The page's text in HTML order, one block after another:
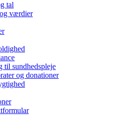
tal
værdier
til sundhedspleje
og donationer